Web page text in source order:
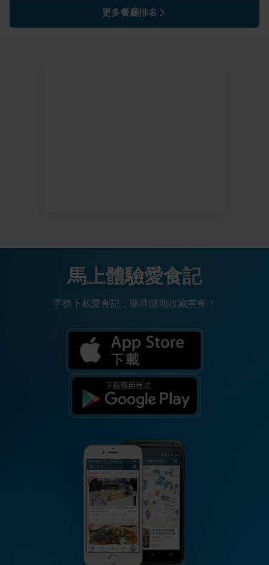
更多餐廳排名
馬上體驗愛食記
手機下載愛食記，隨時隨地收藏美食！